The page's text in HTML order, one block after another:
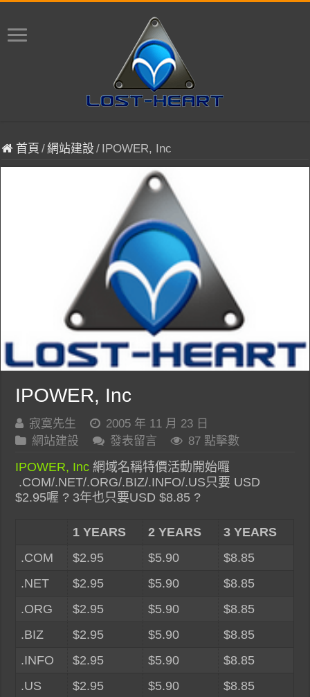
首頁 /網站建設 / IPOWER, Inc
IPOWER, Inc
寂寞先生
2005 年 11 月 23 日
網站建設
發表留言 87 點擊數
IPOWER, Inc 網域名稱特價活動開始囉
.COM/.NET/.ORG/.BIZ/.INFO/.US只要 USD
$2.95喔 ? 3年也只要USD $8.85 ?
1 YEARS 2 YEARS
3 YEARS
.COM
$2.95 $5.90
$8.85
.NET
$2.95 $5.90
$8.85
.ORG
$2.95 $5.90
$8.85
.BIZ
$2.95 $5.90
$8.85
.INFO
$2.95 $5.90
$8.85
.US
$2.95 $5.90 $8.85